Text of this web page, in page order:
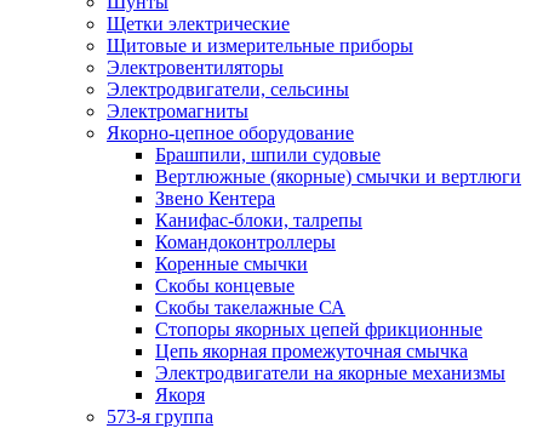
Щетки электрические
Щитовые и измерительные приборы
Электровентиляторы
Электродвигатели, сельсины
Электромагниты
Якорно-цепное оборудование
Брашпили, шпили судовые
Вертлюжные (якорные) смычки и вертлюги
Звено Кентера
Канифас-блоки, талрепы
Командоконтроллеры
Коренные смычки
Скобы концевые
Скобы такелажные СА
Стопоры якорных цепей фрикционные
Цепь якорная промежуточная смычка
Электродвигатели на якорные механизмы
Якоря
573-я группа